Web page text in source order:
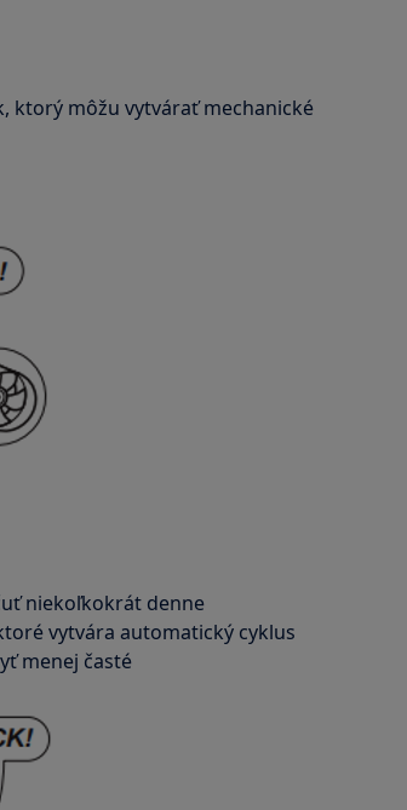
ktorý môžu vytvárať mechanické
niekoľkokrát denne
vytvára automatický cyklus
menej časté